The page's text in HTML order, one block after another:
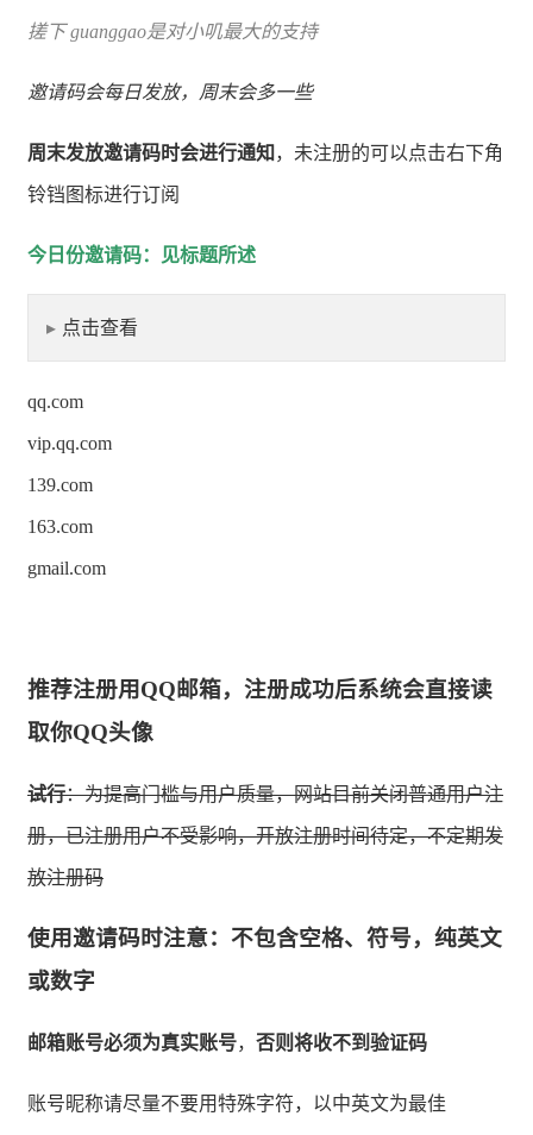
搓下 guanggao是对小叽最大的支持
邀请码会每日发放，周末会多一些
周末发放邀请码时会进行通知 ，未注册的可以点击右下角
铃铛图标进行订阅
今日份邀请码：见标题所述
▸ 点击查看
qq.com
vip.qq.com
139.com
163.com
gmail.com
推荐注册用QQ邮箱，注册成功后系统会直接读
取你QQ头像
试行：为提高门槛与用户质量，网站目前关闭普通用户注
册，已注册用户不受影响，开放注册时间待定，不定期发
放注册码
使用邀请码时注意：不包含空格、符号，纯英文
或数字
邮箱账号必须为真实账号， 否则将收不到验证码
账号昵称请尽量不要用特殊字符，以中英文为最佳